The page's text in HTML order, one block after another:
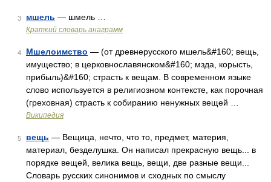
3 мшель — шмель …
Краткий словарь анаграмм
4 Мшелоимство — (от древнерусского мшель&#160; вещь,
имущество; в церковнославянском&#160; мзда, корысть,
прибыль)&#160; страсть к вещам. В современном языке
слово используется в религиозном контексте, как порочная
(греховная) страсть к собиранию ненужных вещей …
Википедия
5 вещь — Вещица, нечто, что то, предмет, материя,
материал, безделушка. Он написал прекрасную вещь... в
порядке вещей, велика вещь, вещи, две разные вещи...
Словарь русских синонимов и сходных по смыслу